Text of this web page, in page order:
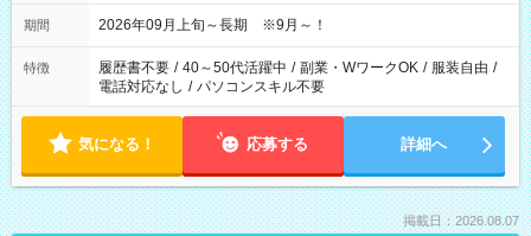
期間 2026年09月上旬～長期 ※9月～！
特徴 履歴書不要 / 40～50代活躍中 / 副業・WワークOK / 服装自由 /
電話対応なし / パソコンスキル不要
気になる！ 応募する 詳細へ
掲載日：2026.08.07